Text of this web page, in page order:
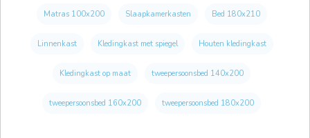
Matras 100x200 Slaapkamerkasten Bed 180x210
Linnenkast Kledingkast met spiegel Houten kledingkast
Kledingkast op maat tweepersoonsbed 140x200
tweepersoonsbed 160x200 tweepersoonsbed 180x200